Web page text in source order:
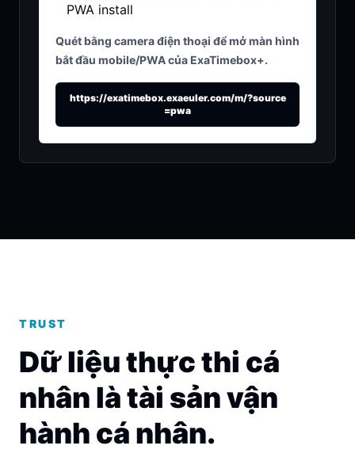
Quét bằng camera điện thoại để mở màn hình
bắt đầu mobile/PWA của ExaTimebox+.
https://exatimebox.exaeuler.com/m/?source
=pwa
TRUST
Dữ liệu thực thi cá
nhân là tài sản vận
hành cá nhân.